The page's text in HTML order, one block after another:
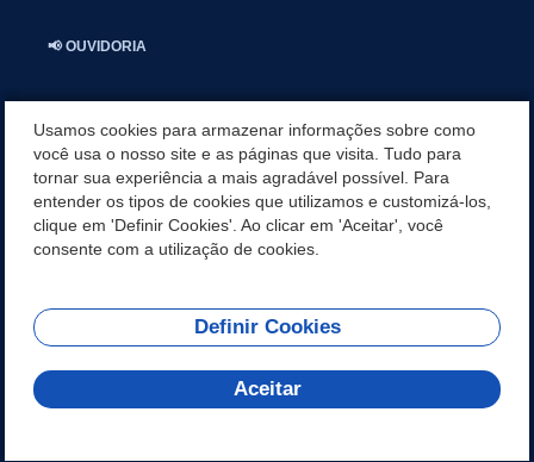
📢 OUVIDORIA
📱🩺 SAUDE CONECTADA
🎭 UMBUZEIRO NOTÍCIAS
REDES SOCIAIS
Usamos cookies para armazenar informações sobre como
você usa o nosso site e as páginas que visita. Tudo para
tornar sua experiência a mais agradável possível. Para
entender os tipos de cookies que utilizamos e customizá-los,
clique em 'Definir Cookies'. Ao clicar em 'Aceitar', você
consente com a utilização de cookies.
Definir Cookies
Aceitar